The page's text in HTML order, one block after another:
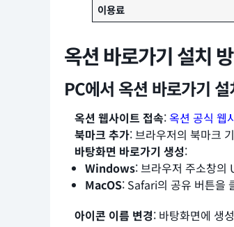
이용료
옥션 바로가기 설치
PC에서 옥션 바로가기 설
옥션 웹사이트 접속:옥션 공식 웹
북마크 추가: 브라우저의 북마크
바탕화면 바로가기 생성:
Windows: 브라우저 주소창의
MacOS: Safari의 공유 버튼을
아이콘 이름 변경: 바탕화면에 생